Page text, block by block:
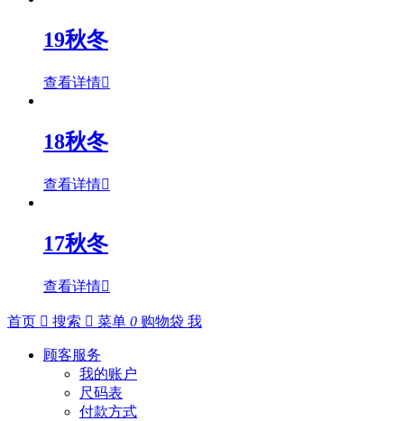
19秋冬
查看详情
18秋冬
查看详情
17秋冬
查看详情
首页  搜索  菜单 0 购物袋 我
顾客服务
我的账户
尺码表
付款方式